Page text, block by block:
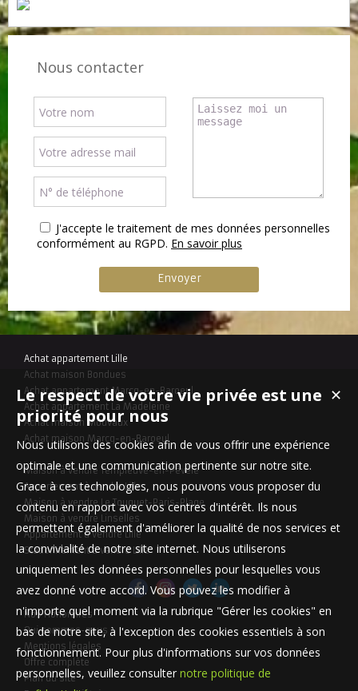
Nous contacter
J'accepte le traitement de mes données personnelles
conformément au RGPD. En savoir plus
Achat appartement Lille
Achat maison Bondues
Achat appartement Marcq-en-Baroeul
Achat appartement La Madeleine
Achat maison Mouvaux
Achat maison Marcq-en-Baroeul
Maison à vendre Templeuve-en-Pévèle
Appartement à vendre Lille
Maison à vendre Le Touquet-Paris-Plage
Maison à vendre Linselles
Appartement à vendre Lille
Stationnement à vendre Lille
Nos Honoraires
Qui sommes-nous
Mentions légales
Offre complète
Plan du site
✕
Le respect de votre vie privée est une
priorité pour nous
Nous utilisons des cookies afin de vous offrir une expérience
optimale et une communication pertinente sur notre site.
Grace à ces technologies, nous pouvons vous proposer du
contenu en rapport avec vos centres d'intérêt. Ils nous
permettent également d'améliorer la qualité de nos services et
la convivialité de notre site internet. Nous utiliserons
uniquement les données personnelles pour lesquelles vous
avez donné votre accord. Vous pouvez les modifier à
n'importe quel moment via la rubrique "Gérer les cookies" en
bas de notre site, à l'exception des cookies essentiels à son
fonctionnement. Pour plus d'informations sur vos données
personnelles, veuillez consulter notre politique de